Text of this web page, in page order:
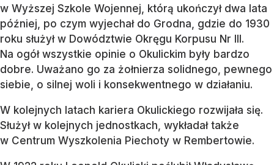
w Wyższej Szkole Wojennej, którą ukończył dwa lata
później, po czym wyjechał do Grodna, gdzie do 1930
roku służył w Dowództwie Okręgu Korpusu Nr III.
Na ogół wszystkie opinie o Okulickim były bardzo
dobre. Uważano go za żołnierza solidnego, pewnego
siebie, o silnej woli i konsekwentnego w działaniu.
W kolejnych latach kariera Okulickiego rozwijała się.
Służył w kolejnych jednostkach, wykładał także
w Centrum Wyszkolenia Piechoty w Rembertowie.